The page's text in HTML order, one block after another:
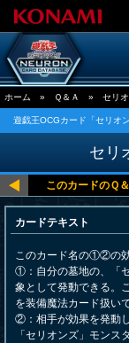
ホーム » Ｑ＆Ａ » セリ
遊戯王OCGカード「セリオ
セリ
カードテキスト
このカード名の①②の効
①：自分の墓地の、「
象として発動できる。
を装備魔法カード扱い
②：相手が効果を発動
「セリオンズ」モン